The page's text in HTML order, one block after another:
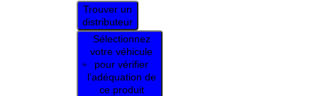
Trouver un
distributeur
Sélectionnez
votre véhicule
pour vérifier
l’adéquation de
ce produit